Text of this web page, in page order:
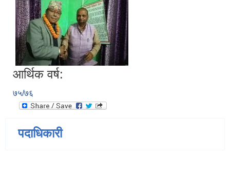
आर्थिक वर्ष:
७५/७६
पदाधिकारी